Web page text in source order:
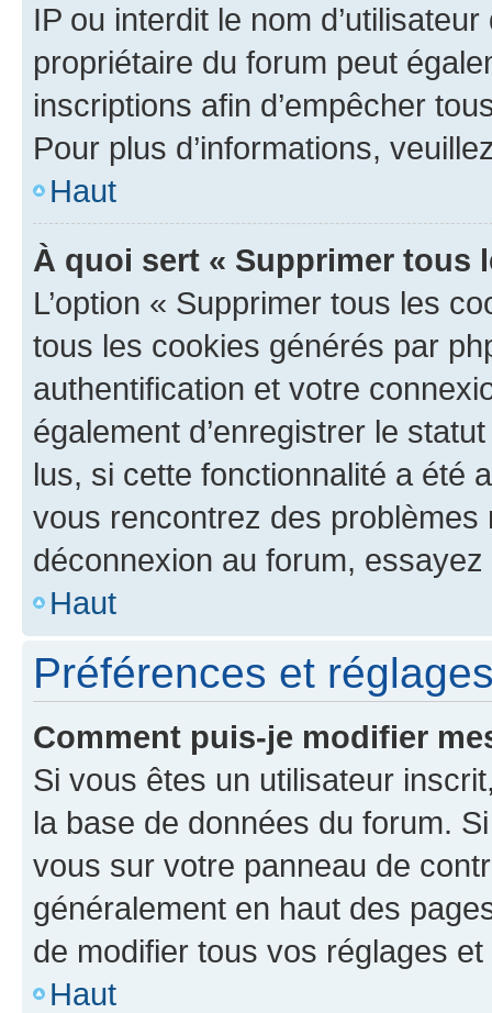
IP ou interdit le nom
propriétaire du forum peut
inscriptions afin d’empêcher
Pour plus d’informations,
Haut
À quoi sert « Supprimer tous
L’option « Supprimer tous les
tous les cookies générés par
authentification et votre
également d’enregistrer le
lus, si cette fonctionnalité a été
vous rencontrez des
déconnexion au forum,
Haut
Préférences et
Comment puis-je modifier
Si vous êtes un utilisateur
la base de données du forum.
vous sur votre panneau de
généralement en haut des
de modifier tous vos réglages
Haut